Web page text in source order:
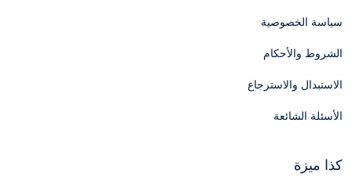
سياسة الخصوصية
الشروط والأحكام
الاستبدال والاسترجاع
الأسئلة الشائعة
كذا ميزة